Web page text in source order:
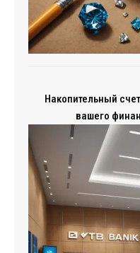
Накопительный
вашего